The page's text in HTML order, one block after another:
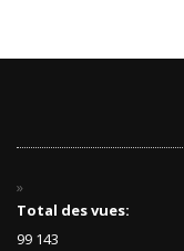
Total des vues:
99 143